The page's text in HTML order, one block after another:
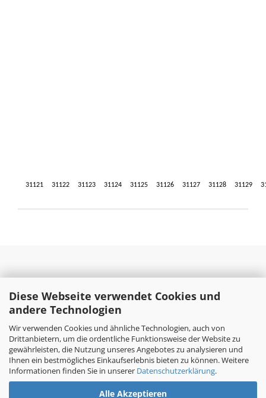
Diese Webseite verwendet Cookies und
andere Technologien
Wir verwenden Cookies und ähnliche Technologien, auch von
Drittanbietern, um die ordentliche Funktionsweise der Website zu
gewährleisten, die Nutzung unseres Angebotes zu analysieren und
Ihnen ein bestmögliches Einkaufserlebnis bieten zu können. Weitere
Informationen finden Sie in unserer Datenschutzerklärung.
Alle Akzeptieren
31121 31122 31123 31124 31125 31126 31127 31128 31129